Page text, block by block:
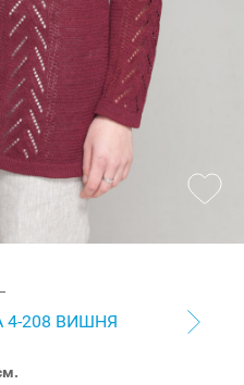
208 ВИШНЯ